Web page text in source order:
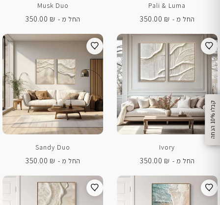
ק
ב
ל
ו
1
0
%
ה
נ
ח
ה
Pali & Luma
החל מ -
350.00 ₪
Musk Duo
החל מ -
350.00 ₪
Ivory
החל מ -
350.00 ₪
Sandy Duo
החל מ -
350.00 ₪